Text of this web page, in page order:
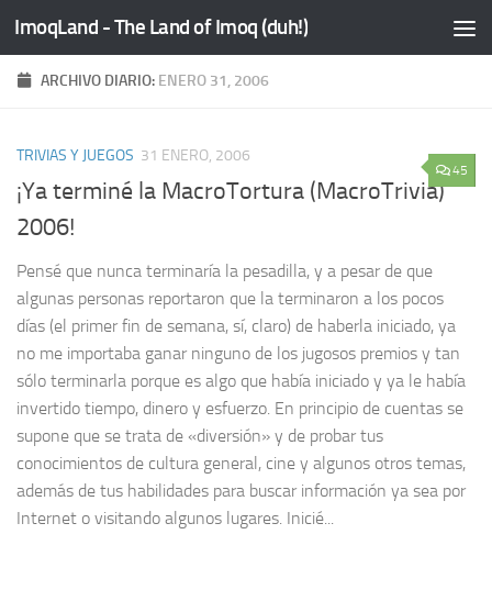
Saltar al contenido
ImoqLand - The Land of Imoq (duh!)
ARCHIVO DIARIO: ENERO 31, 2006
45
TRIVIAS Y JUEGOS 31 ENERO, 2006
¡Ya terminé la MacroTortura (MacroTrivia)
2006!
Pensé que nunca terminaría la pesadilla, y a pesar de que
algunas personas reportaron que la terminaron a los pocos
días (el primer fin de semana, sí, claro) de haberla iniciado, ya
no me importaba ganar ninguno de los jugosos premios y tan
sólo terminarla porque es algo que había iniciado y ya le había
invertido tiempo, dinero y esfuerzo. En principio de cuentas se
supone que se trata de «diversión» y de probar tus
conocimientos de cultura general, cine y algunos otros temas,
además de tus habilidades para buscar información ya sea por
Internet o visitando algunos lugares. Inicié...